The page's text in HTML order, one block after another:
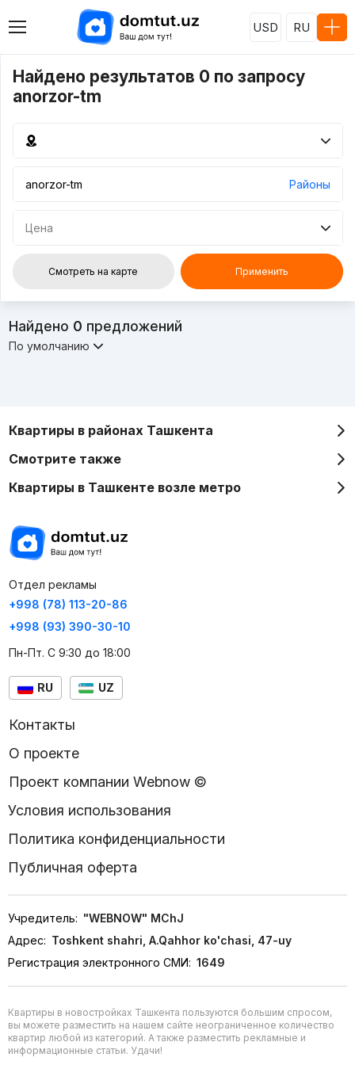
USD RU
Найдено результатов 0 по запросу
anorzor-tm
Районы
Цена
Смотреть на карте Применить
Найдено 0 предложений
По умолчанию
Квартиры в районах Ташкента
Смотрите также
Квартиры в Ташкенте возле метро
Отдел рекламы
+998 (78) 113-20-86
+998 (93) 390-30-10
Пн-Пт. С 9:30 до 18:00
RU UZ
Контакты
О проекте
Проект компании Webnow ©
Условия использования
Политика конфиденциальности
Публичная оферта
Учредитель: "WEBNOW" MChJ
Адрес: Toshkent shahri, A.Qahhor ko'chasi, 47-uy
Регистрация электронного СМИ: 1649
Квартиры в новостройках Ташкента пользуются большим спросом,
вы можете разместить на нашем сайте неограниченное количество
квартир любой из категорий. А также разместить рекламные и
информационные статьи. Удачи!